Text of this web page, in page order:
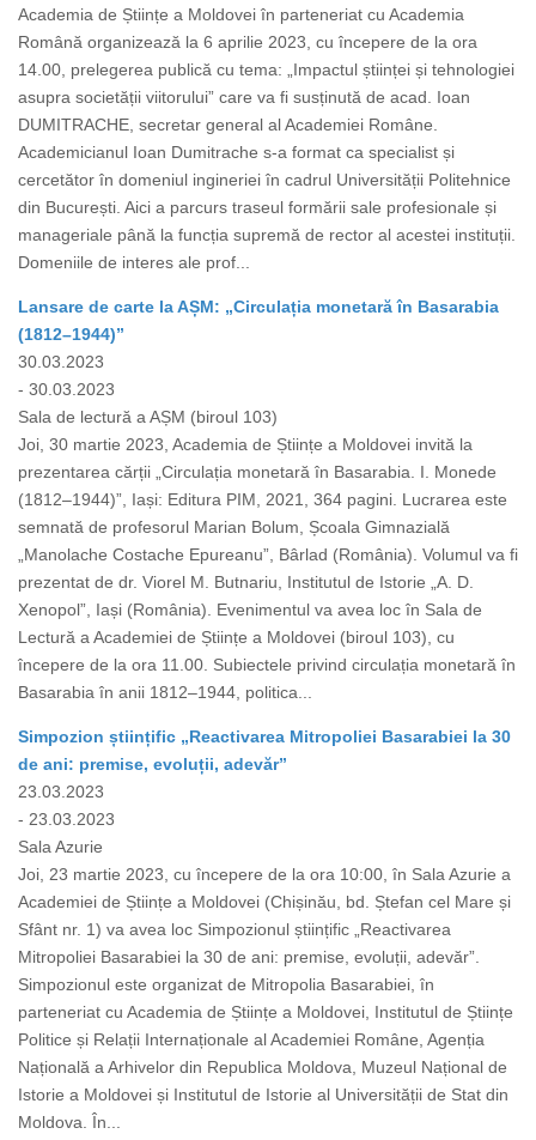
Academia de Științe a Moldovei în parteneriat cu Academia
Română organizează la 6 aprilie 2023, cu începere de la ora
14.00, prelegerea publică cu tema: „Impactul științei și tehnologiei
asupra societății viitorului” care va fi susținută de acad. Ioan
DUMITRACHE, secretar general al Academiei Române.
Academicianul Ioan Dumitrache s-a format ca specialist și
cercetător în domeniul ingineriei în cadrul Universității Politehnice
din București. Aici a parcurs traseul formării sale profesionale și
manageriale până la funcția supremă de rector al acestei instituții.
Domeniile de interes ale prof...
Lansare de carte la AȘM: „Circulația monetară în Basarabia
(1812–1944)”
30.03.2023
- 30.03.2023
Sala de lectură a AȘM (biroul 103)
Joi, 30 martie 2023, Academia de Științe a Moldovei invită la
prezentarea cărții „Circulația monetară în Basarabia. I. Monede
(1812–1944)”, Iași: Editura PIM, 2021, 364 pagini. Lucrarea este
semnată de profesorul Marian Bolum, Școala Gimnazială
„Manolache Costache Epureanu”, Bârlad (România). Volumul va fi
prezentat de dr. Viorel M. Butnariu, Institutul de Istorie „A. D.
Xenopol”, Iași (România). Evenimentul va avea loc în Sala de
Lectură a Academiei de Științe a Moldovei (biroul 103), cu
începere de la ora 11.00. Subiectele privind circulația monetară în
Basarabia în anii 1812–1944, politica...
Simpozion științific „Reactivarea Mitropoliei Basarabiei la 30
de ani: premise, evoluții, adevăr”
23.03.2023
- 23.03.2023
Sala Azurie
Joi, 23 martie 2023, cu începere de la ora 10:00, în Sala Azurie a
Academiei de Științe a Moldovei (Chișinău, bd. Ștefan cel Mare și
Sfânt nr. 1) va avea loc Simpozionul științific „Reactivarea
Mitropoliei Basarabiei la 30 de ani: premise, evoluții, adevăr”.
Simpozionul este organizat de Mitropolia Basarabiei, în
parteneriat cu Academia de Științe a Moldovei, Institutul de Științe
Politice și Relații Internaționale al Academiei Române, Agenția
Națională a Arhivelor din Republica Moldova, Muzeul Național de
Istorie a Moldovei și Institutul de Istorie al Universității de Stat din
Moldova. În...